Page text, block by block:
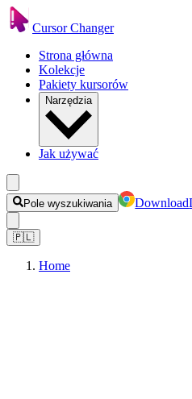
Cursor Changer
Strona główna
Kolekcje
Pakiety kursorów
Narzędzia
Jak używać
Pole wyszukiwania Download
🇵🇱
Home